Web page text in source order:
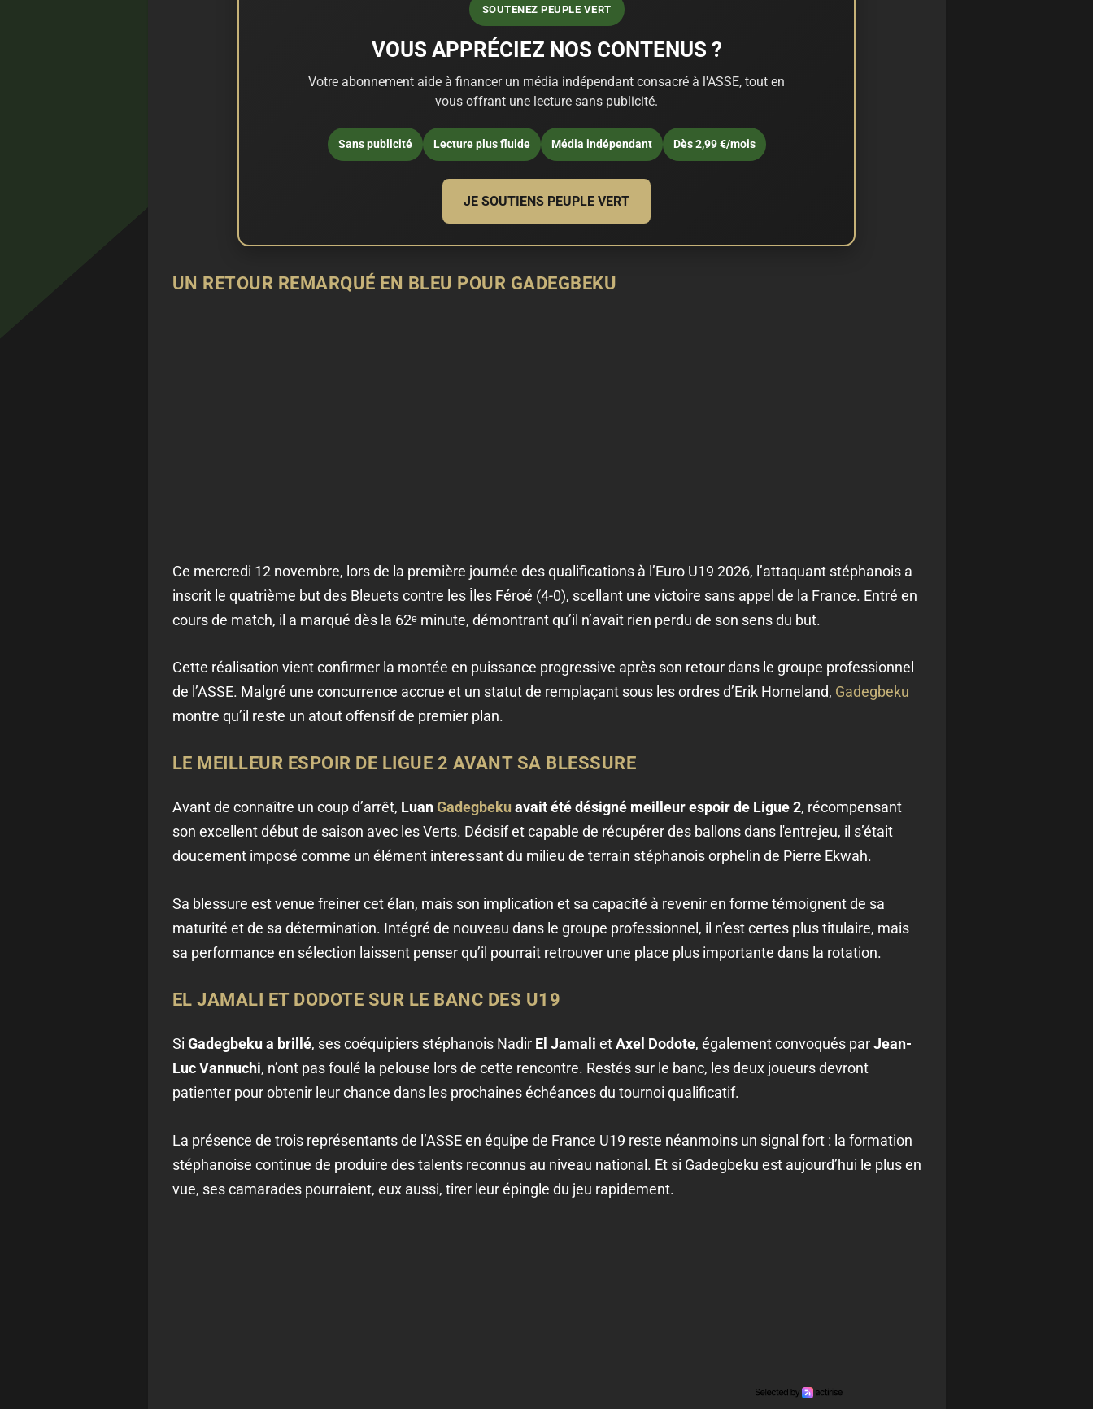
SOUTENEZ PEUPLE VERT
VOUS APPRÉCIEZ NOS CONTENUS ?
Votre abonnement aide à financer un média indépendant consacré à l'ASSE, tout en
vous offrant une lecture sans publicité.
Sans publicité Lecture plus fluide Média indépendant Dès 2,99 €/mois
JE SOUTIENS PEUPLE VERT
UN RETOUR REMARQUÉ EN BLEU POUR GADEGBEKU
Ce mercredi 12 novembre, lors de la première journée des qualifications à l’Euro U19 2026, l’attaquant stéphanois a
inscrit le quatrième but des Bleuets contre les Îles Féroé (4-0), scellant une victoire sans appel de la France. Entré en
cours de match, il a marqué dès la 62ᵉ minute, démontrant qu’il n’avait rien perdu de son sens du but.
Cette réalisation vient confirmer la montée en puissance progressive après son retour dans le groupe professionnel
de l’ASSE. Malgré une concurrence accrue et un statut de remplaçant sous les ordres d’Erik Horneland, Gadegbeku
montre qu’il reste un atout offensif de premier plan.
LE MEILLEUR ESPOIR DE LIGUE 2 AVANT SA BLESSURE
Avant de connaître un coup d’arrêt, LuanGadegbeku avait été désigné meilleur espoir de Ligue 2, récompensant
son excellent début de saison avec les Verts. Décisif et capable de récupérer des ballons dans l'entrejeu, il s’était
doucement imposé comme un élément interessant du milieu de terrain stéphanois orphelin de Pierre Ekwah.
Sa blessure est venue freiner cet élan, mais son implication et sa capacité à revenir en forme témoignent de sa
maturité et de sa détermination. Intégré de nouveau dans le groupe professionnel, il n’est certes plus titulaire, mais
sa performance en sélection laissent penser qu’il pourrait retrouver une place plus importante dans la rotation.
EL JAMALI ET DODOTE SUR LE BANC DES U19
Si Gadegbeku a brillé, ses coéquipiers stéphanois Nadir El Jamali etAxel Dodote, également convoqués parJean-
Luc Vannuchi, n’ont pas foulé la pelouse lors de cette rencontre. Restés sur le banc, les deux joueurs devront
patienter pour obtenir leur chance dans les prochaines échéances du tournoi qualificatif.
La présence de trois représentants de l’ASSE en équipe de France U19 reste néanmoins un signal fort : la formation
stéphanoise continue de produire des talents reconnus au niveau national. Et si Gadegbeku est aujourd’hui le plus en
vue, ses camarades pourraient, eux aussi, tirer leur épingle du jeu rapidement.